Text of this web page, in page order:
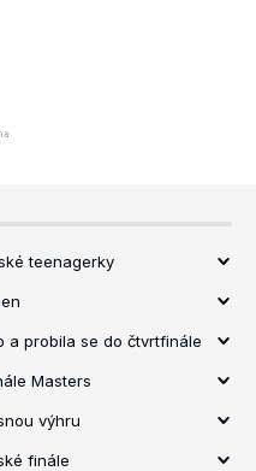
teenagerky
a probila se do čtvrtfinále
Masters
výhru
finále